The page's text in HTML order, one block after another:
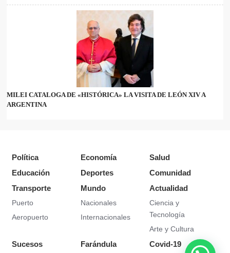
MILEI CATALOGA DE «HISTÓRICA» LA VISITA DE LEÓN XIV A
ARGENTINA
Política Economía
Salud
Educación
Deportes
Comunidad
Transporte
Puerto
Aeropuerto
Mundo
Nacionales
Internacionales
Actualidad
Ciencia y
Tecnología
Arte y Cultura
Sucesos Farándula Covid-19